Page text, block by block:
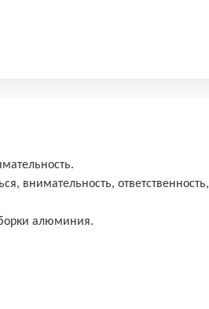
внимательность, ответственность,
алюминия.